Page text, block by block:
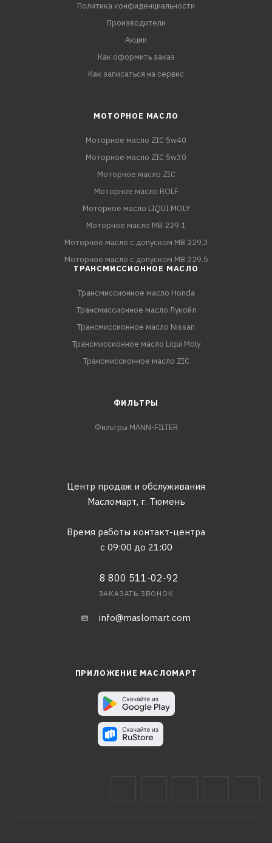
Политика конфиденциальности
Производители
Акции
Как оформить заказ
Как записаться на сервис
МОТОРНОЕ МАСЛО
Моторное масло ZIC 5w40
Моторное масло ZIC 5w30
Моторное масло ZIC
Моторное масло ROLF
Моторное масло LIQUI MOLY
Моторное масло MB 229.1
Моторное масло с допуском MB 229.3
Моторное масло с допуском MB 229.5
ТРАНСМИССИОННОЕ МАСЛО
Трансмиссионное масло Honda
Трансмиссионное масло Лукойл
Трансмиссионное масло Nissan
Трансмиссионное масло Liqui Moly
Трансмиссионное масло ZIC
ФИЛЬТРЫ
Фильтры MANN-FILTER
Центр продаж и обслуживания
Масломарт, г. Тюмень
Время работы контакт-центра
с 09:00 до 21:00
8 800 511-02-92
ЗАКАЗАТЬ ЗВОНОК
info@maslomart.com
ПРИЛОЖЕНИЕ МАСЛОМАРТ